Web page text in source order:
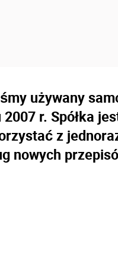
używany
r. Spółka
z
nowych